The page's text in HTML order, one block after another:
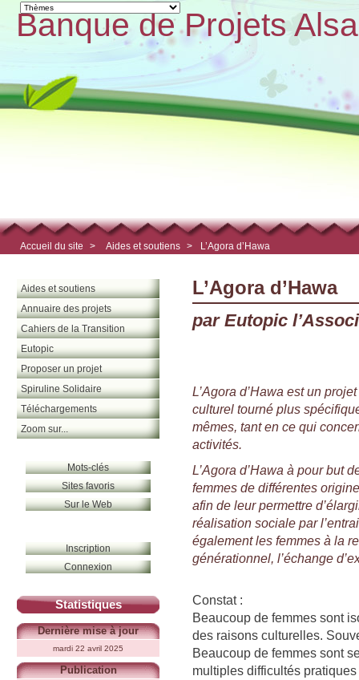
Banque de Projets
Accueil du site > Aides et soutiens > L’Agora d’Hawa
L’Agora d’Hawa
par Eutopic
L’Agora d’Hawa est un
culturel tourné plus
mêmes, tant en ce qui
activités.
L’Agora d’Hawa à pour but
femmes de différentes
afin de leur permettre
réalisation sociale par
également les femmes à la
générationnel, l’échange
Constat :
Beaucoup de femmes sont
des raisons culturelles.
Beaucoup de femmes sont
multiples difficultés
Aides et soutiens
Annuaire des projets
Cahiers de la Transition
Eutopic
Proposer un projet
Spiruline Solidaire
Téléchargements
Zoom sur...
Mots-clés
Sites favoris
Sur le Web
Inscription
Connexion
Statistiques
Dernière mise à jour
mardi 22 avril 2025
Publication